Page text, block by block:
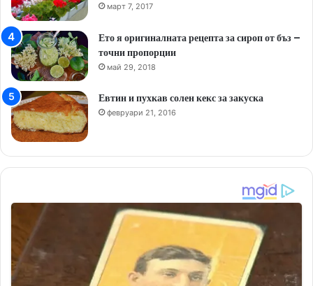
март 7, 2017
Ето я оригиналната рецепта за сироп от бъз –
точни пропорции
май 29, 2018
Евтин и пухкав солен кекс за закуска
февруари 21, 2016